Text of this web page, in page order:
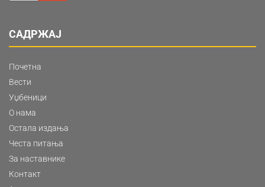
САДРЖАЈ
Почетна
Вести
Уџбеници
О нама
Остала издања
Честа питања
За наставнике
Контакт